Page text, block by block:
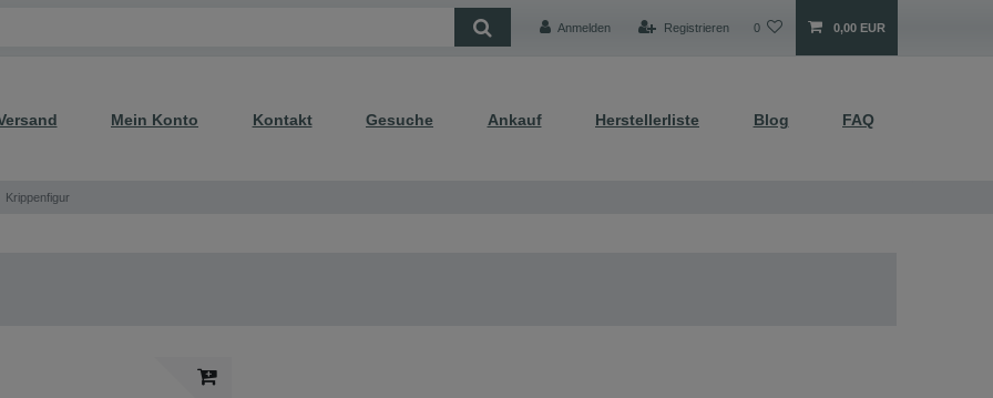
Anmelden Registrieren 0 0,00 EUR
Mein Konto Kontakt Gesuche Ankauf Herstellerliste Blog FAQ
Krippenfigur